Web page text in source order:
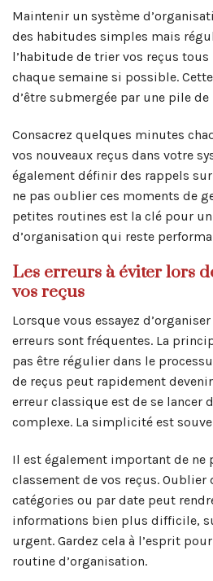
Maintenir un système
des habitudes simples mais
l’habitude de trier vos reçus
chaque semaine si possible.
d’être submergée par une pile
Consacrez quelques minutes
vos nouveaux reçus dans votre
également définir des rappels
ne pas oublier ces moments de
petites routines est la clé pour
d’organisation qui reste
Les erreurs à éviter lors
vos reçus
Lorsque vous essayez
erreurs sont fréquentes. La
pas être régulier dans le
de reçus peut rapidement
erreur classique est de se lancer
complexe. La simplicité est
Il est également important de ne
classement de vos reçus. Oublier
catégories ou par date peut
informations bien plus difficile,
urgent. Gardez cela à l’esprit
routine d’organisation.